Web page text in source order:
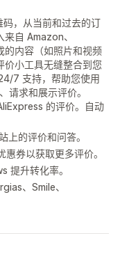
，从当前和过去的订
自 Amazon、
的内容（如照片和视频
价小工具无缝整合到您
7 支持，帮助您使用
请求和展示评价。
的评价。自动
上的评价和问答。
券以获取更多评价。
提升转化率。
、Smile、